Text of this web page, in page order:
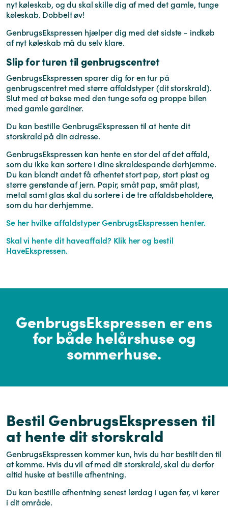
nyt køleskab, og du skal skille dig af med det gamle, tunge
køleskab. Dobbelt øv!
GenbrugsEkspressen hjælper dig med det sidste - indkøb
af nyt køleskab må du selv klare.
Slip for turen til genbrugscentret
GenbrugsEkspressen sparer dig for en tur på
genbrugscentret med større affaldstyper (dit storskrald).
Slut med at bakse med den tunge sofa og proppe bilen
med gamle gardiner.
Du kan bestille GenbrugsEkspressen til at hente dit
storskrald på din adresse.
GenbrugsEkspressen kan hente en stor del af det affald,
som du ikke kan sortere i dine skraldespande derhjemme.
Du kan blandt andet få afhentet stort pap, stort plast og
større genstande af jern. Papir, småt pap, småt plast,
metal samt glas skal du sortere i de tre affaldsbeholdere,
som du har derhjemme.
Se her hvilke affaldstyper GenbrugsEkspressen henter.
Skal vi hente dit haveaffald? Klik her og bestil
HaveEkspressen.
GenbrugsEkspressen er ens
for både helårshuse og
sommerhuse.
Bestil GenbrugsEkspressen til
at hente dit storskrald
GenbrugsEkspressen kommer kun, hvis du har bestilt den til
at komme. Hvis du vil af med dit storskrald, skal du derfor
altid huske at bestille afhentning.
Du kan bestille afhentning senest lørdag i ugen før, vi kører
i dit område.